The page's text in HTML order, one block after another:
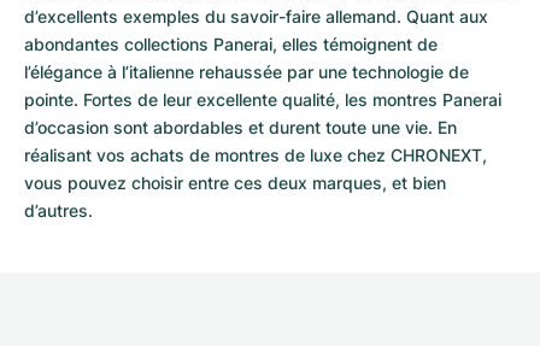
d’excellents exemples du savoir-faire allemand. Quant aux
abondantes collections Panerai, elles témoignent de
l’élégance à l’italienne rehaussée par une technologie de
pointe. Fortes de leur excellente qualité, les montres Panerai
d’occasion sont abordables et durent toute une vie. En
réalisant vos achats de montres de luxe chez CHRONEXT,
vous pouvez choisir entre ces deux marques, et bien
d’autres.